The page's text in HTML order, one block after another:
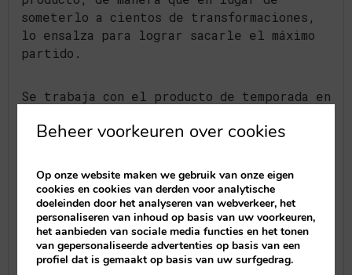
someterlo a cientos de transformaciones,
lo ensalza para lograr sacarle el máximo
partido.
Se trabaja con el producto de temporada en
relación con los productores agrícolas,
empresas cárnicas que garantizan el
tratamiento idóneo de las diferentes
tipos de carnes.
Lasespecialidades de Trenca-Dish son los
arroces y los pescados, que van variando
Beheer voorkeuren over cookies
Op onze website maken we gebruik van onze eigen
cookies en cookies van derden voor analytische
doeleinden door het analyseren van webverkeer, het
personaliseren van inhoud op basis van uw voorkeuren,
het aanbieden van sociale media functies en het tonen
van gepersonaliseerde advertenties op basis van een
profiel dat is gemaakt op basis van uw surfgedrag.